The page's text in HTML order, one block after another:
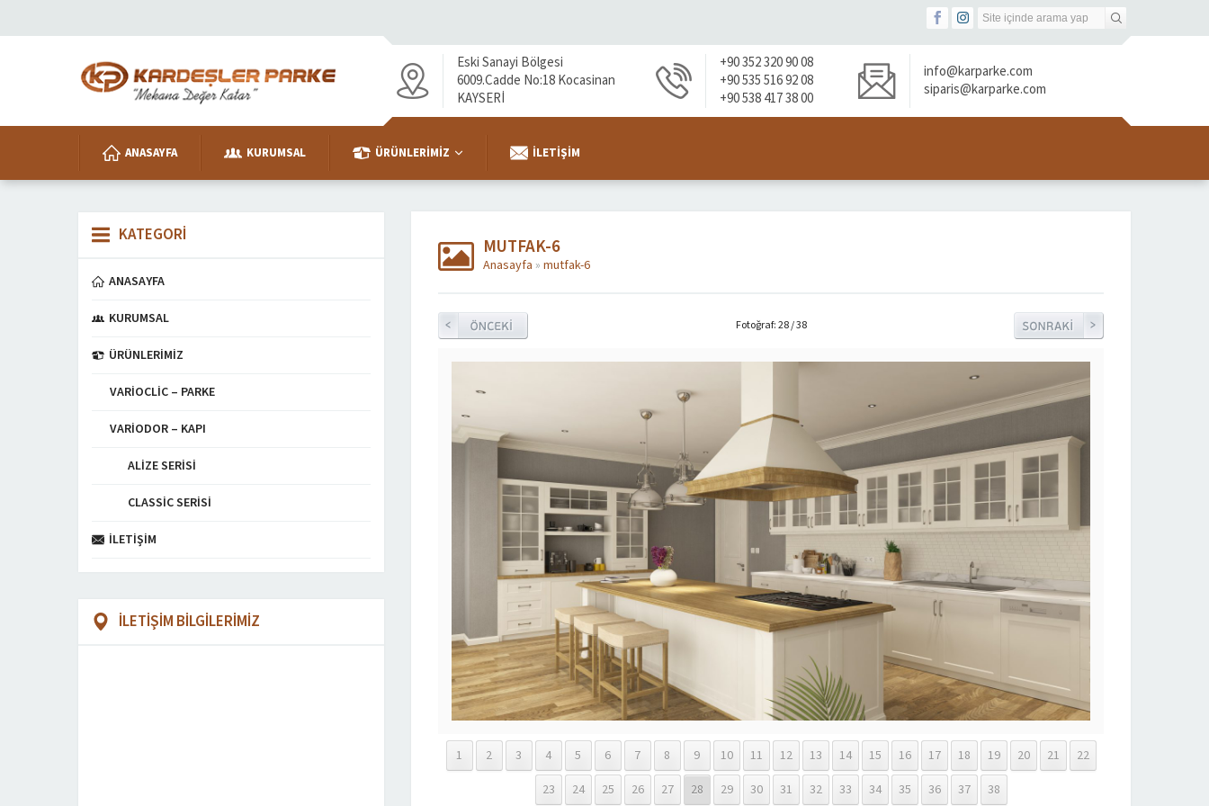
Eski Sanayi Bölgesi
6009.Cadde No:18 Kocasinan
KAYSERİ
+90 352 320 90 08
+90 535 516 92 08
+90 538 417 38 00
info@karparke.com
siparis@karparke.com
ANASAYFA KURUMSAL ÜRÜNLERIMIZ İLETIŞIM
MUTFAK-6
Anasayfa » mutfak-6
Fotoğraf: 28 / 38
1 2 3 4 5 6 7 8 9 10 11 12 13 14 15 16 17 18 19 20 21
22
23
24 25 26 27 28 29 30 31 32 33 34 35 36 37 38
KATEGORİ
ANASAYFA
KURUMSAL
ÜRÜNLERIMIZ
VARIOCLIC – PARKE
VARIODOR – KAPI
ALIZE SERISI
CLASSIC SERISI
İLETIŞIM
İLETİŞİM BİLGİLERİMİZ